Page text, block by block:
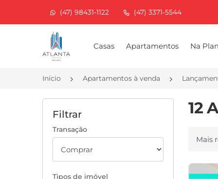
(47) 98431-1122 (47) 3371-5544
Página inicial
Casas Apartamentos Na
Início Apartamentos à venda
Filtrar
Transação
Tipos de imóvel
12